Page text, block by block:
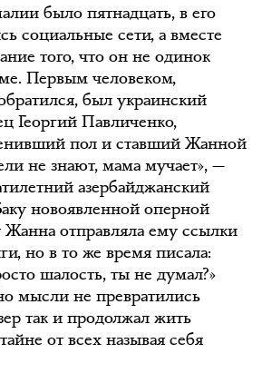
было пятнадцать, в его
социальные сети, а вместе
того, что он не одинок
Первым человеком,
был украинский
Георгий Павличенко,
пол и ставший Жанной
не знают, мама мучает», —
азербайджанский
новоявленной оперной
Жанна отправляла ему ссылки
но в то же время писала:
шалость, ты не думал?»
мысли не превратились
так и продолжал жить
от всех называя себя